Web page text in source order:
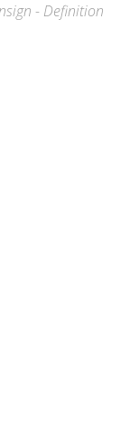
- Definition